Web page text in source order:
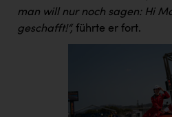
man will nur noch sagen: Hi
geschafft!“, führte er fort.